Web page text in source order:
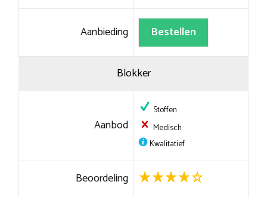
Aanbieding Bestellen
Blokker
Aanbod
Stoffen
Medisch
Kwalitatief
Beoordeling